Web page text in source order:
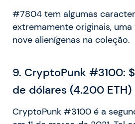
#7804 tem algumas
extremamente originais, uma
nove alienígenas na coleção.
9. CryptoPunk #3100:
de dólares (4.200 ETH)
CryptoPunk #3100 é a